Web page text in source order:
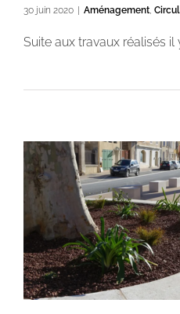
30 juin 2020 Aménagement,
Suite aux travaux réalisés